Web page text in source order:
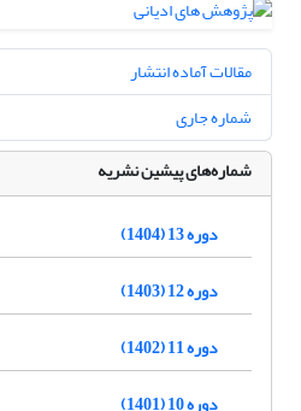
مقالات آماده انتشار
شماره جاری
شماره‌های پیشین نشریه
دوره 13 (1404)
دوره 12 (1403)
دوره 11 (1402)
دوره 10 (1401)